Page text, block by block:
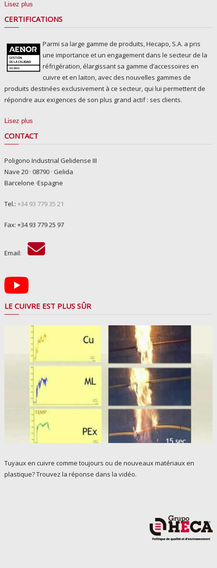
Lisez plus
CERTIFICATIONS
Parmi sa large gamme de produits, Hecapo, S.A. a pris
une importance et un engagement dans le secteur de la
réfrigération, élargissant sa gamme d’accessoires en
cuivre et en laiton, avec des nouvelles gammes de
produits destinées exclusivement à ce secteur, qui lui permettent de
répondre aux exigences de son plus grand actif : ses clients.
Lisez plus
CONTACT
Poligono Industrial Gelidense III
Nave 20 · 08790 · Gelida
Barcelone ·Espagne
Tel.: +34 93 779 35 21
Fax: +34 93 779 25 97
Email:
LE CUIVRE EST PLUS SÛR
Tuyaux en cuivre comme toujours ou de nouveaux matériaux en
plastique? Trouvez la réponse dans la vidéo.